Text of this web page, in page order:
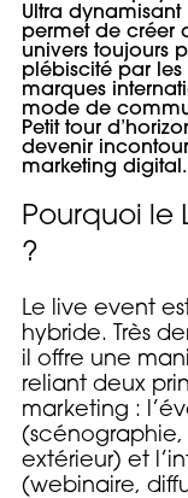
Nous
Ultra dynamisant
permet de créer
univers toujours
plébiscité par les
marques
mode de
Petit tour
devenir
marketing digital.
Pourquoi le
?
Le live event
hybride. Très
il offre une
reliant deux
marketing :
extérieur) et
(webinaire,